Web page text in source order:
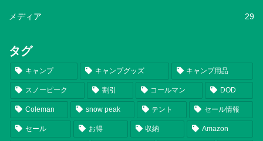
メディア 29
タグ
キャンプ キャンプグッズ キャンプ用品
スノーピーク 割引 コールマン DOD
Coleman snow peak テント セール情報
セール お得 収納 Amazon